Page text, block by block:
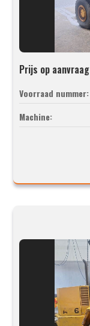
Prijs op aanvraag
Voorraad nummer:
Machine: